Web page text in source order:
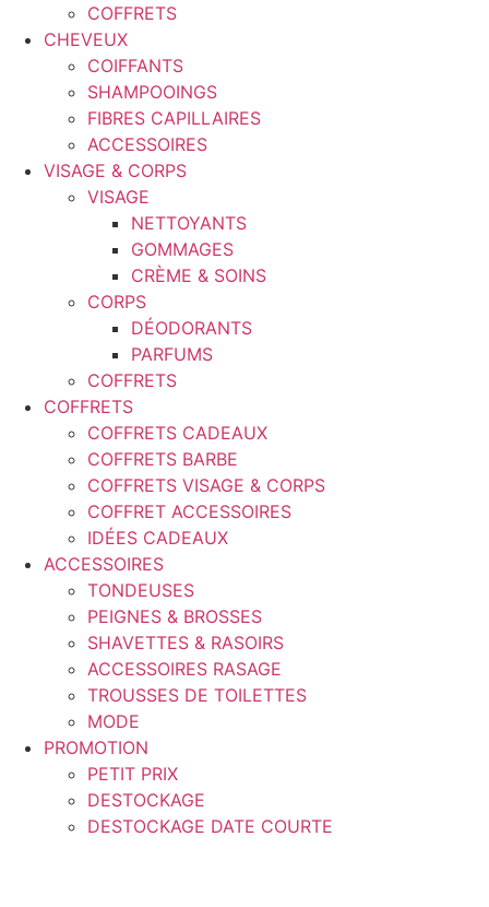
COFFRETS
CHEVEUX
COIFFANTS
SHAMPOOINGS
FIBRES CAPILLAIRES
ACCESSOIRES
VISAGE & CORPS
VISAGE
NETTOYANTS
GOMMAGES
CRÈME & SOINS
CORPS
DÉODORANTS
PARFUMS
COFFRETS
COFFRETS
COFFRETS CADEAUX
COFFRETS BARBE
COFFRETS VISAGE & CORPS
COFFRET ACCESSOIRES
IDÉES CADEAUX
ACCESSOIRES
TONDEUSES
PEIGNES & BROSSES
SHAVETTES & RASOIRS
ACCESSOIRES RASAGE
TROUSSES DE TOILETTES
MODE
PROMOTION
PETIT PRIX
DESTOCKAGE
DESTOCKAGE DATE COURTE